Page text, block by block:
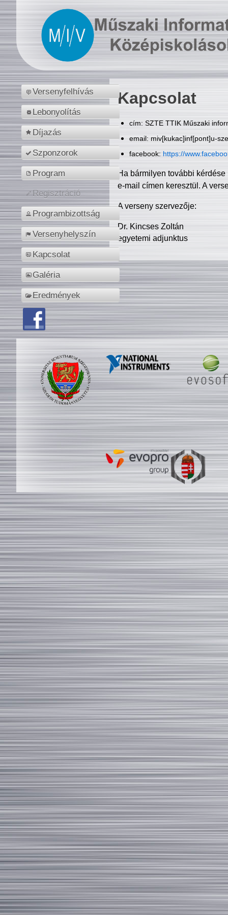
Versenyfelhívás
Lebonyolítás
Díjazás
Szponzorok
Program
Regisztráció
Programbizottság
Versenyhelyszín
Kapcsolat
Galéria
Eredmények
Kapcsolat
cím: SZTE TTIK Műszaki
email: miv[kukac]inf[pont]u-
facebook: https://
Ha bármilyen további
e-mail címen keresztül. A
A verseny szervezője:
Dr. Kincses Zoltán
egyetemi adjunktus